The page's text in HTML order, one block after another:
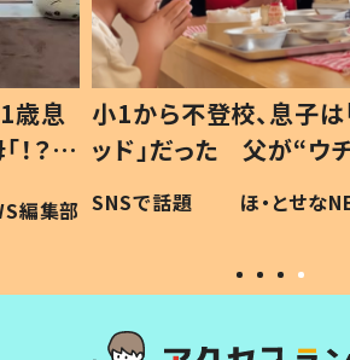
歳息
？」
編集部
小1から不登校、息子は
ッド」だった 父が“ウ
作り続ける理由とは #
#令和の子
SNSで話題 ほ・とせな